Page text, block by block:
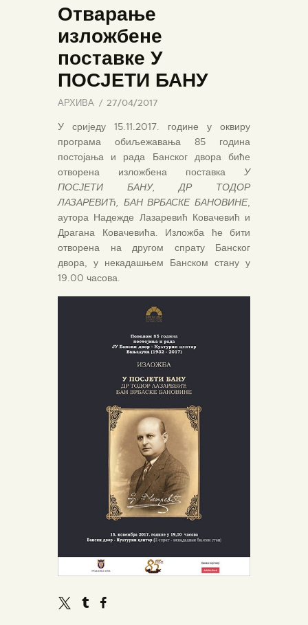
Отварање
изложбене
поставке У
ПОСЈЕТИ БАНУ
АРХИВА 27/04/2017
У сриједу 15.11.2017. године у оквиру
програма обиљежавања 85 година
постојања и рада Банског двора биће
отворена изложбена поставка У
ПОСЈЕТИ БАНУ, ДР ТОДОР
ЛАЗАРЕВИЋ, БАН ВРБАСКЕ БАНОВИНЕ,
аутора Надежде Лазаревић Ковачевић и
Драгана Ковачевића. Изложба ће бити
отворена на другом спрату Банског
двора, у некадашњем Банском стану у
19.00 часова.